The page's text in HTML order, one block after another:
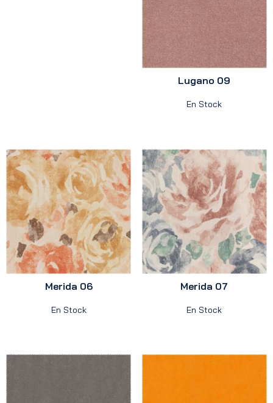
Lugano 09
En Stock
Merida 06
En Stock
Merida 07
En Stock